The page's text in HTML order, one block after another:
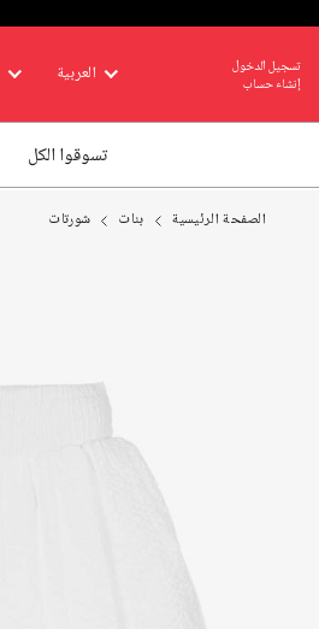
تسجيل الدخول
إنشاء حساب
العربية
تسوقوا الكل
الصفحة الرئيسية بنات شورتات